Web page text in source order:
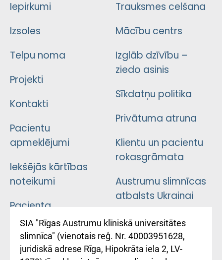
Iepirkumi
Izsoles
Telpu noma
Projekti
Kontakti
Pacientu
apmeklējumi
Iekšējās kārtības
noteikumi
Pacienta
atsauksmju/sūdzību
iesniegšanas
kārtība
Trauksmes celšana
Mācību centrs
Izglāb dzīvību –
ziedo asinis
Sīkdatņu politika
Privātuma atruna
Klientu un pacientu
rokasgrāmata
Austrumu slimnīcas
atbalsts Ukrainai
Підтримка Східної
лікарні та співпраця з
Україною
SIA "Rīgas Austrumu klīniskā universitātes
slimnīca" (vienotais reģ. Nr. 40003951628,
juridiskā adrese Rīga, Hipokrāta iela 2, LV-